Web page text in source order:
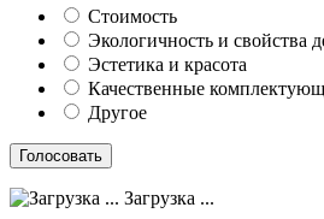
Стоимость
Экологичность и свойства
Эстетика и красота
Качественные
Другое
Загрузка ...